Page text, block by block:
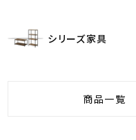
シリーズ家具
商品一覧